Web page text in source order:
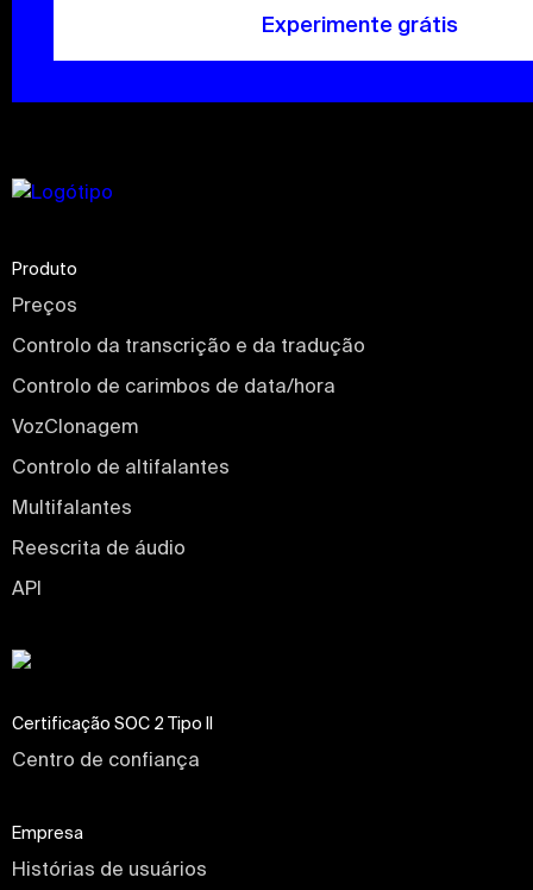
Experimente grátis
Produto
Preços
Controlo da transcrição e da tradução
Controlo de carimbos de data/hora
VozClonagem
Controlo de altifalantes
Multifalantes
Reescrita de áudio
API
Certificação SOC 2 Tipo II
Centro de confiança
Empresa
Histórias de usuários